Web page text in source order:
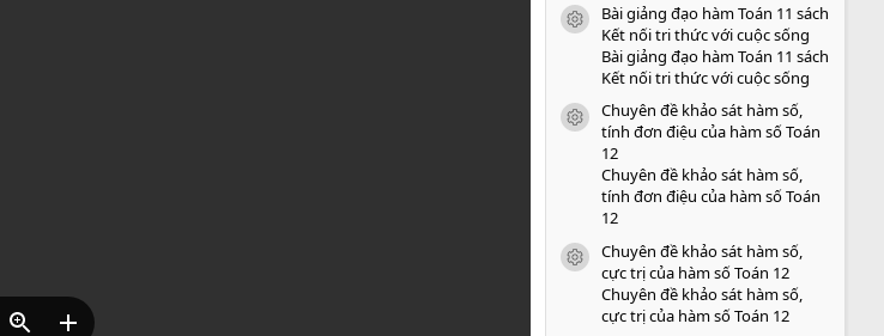
icon tài liệu
Bài giảng đạo hàm Toán 11 sách
Kết nối tri thức với cuộc sống
Bài giảng đạo hàm Toán 11 sách
Kết nối tri thức với cuộc sống
icon tài liệu
Chuyên đề khảo sát hàm số,
tính đơn điệu của hàm số Toán
12
Chuyên đề khảo sát hàm số,
tính đơn điệu của hàm số Toán
12
icon tài liệu
Chuyên đề khảo sát hàm số,
cực trị của hàm số Toán 12
Chuyên đề khảo sát hàm số,
cực trị của hàm số Toán 12